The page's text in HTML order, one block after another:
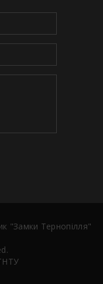
"Замки Тернопілля"